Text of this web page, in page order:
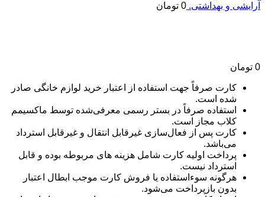
آرایشی و بهداشتی. 0 تومان
0 تومان
کارت صرفاً جهت استفاده از اعتبار خرید لوازم خانگی صادر
شده است.
استفاده صرفاً در بستر رسمی معرفی‌شده توسط ماکسیمم
کلاب مجاز است.
کارت پس از فعال‌سازی غیرقابل انتقال و غیرقابل استرداد
می‌باشد.
پرداخت اولیه کارت شامل هزینه های مربوطه بوده و قابل
استرداد نیست.
هرگونه سوءاستفاده یا فروش کارت موجب ابطال اعتبار
بدون بازپرداخت می‌شود.